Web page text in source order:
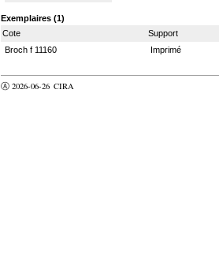
Exemplaires (1)
Cote
Support
Broch f 11160
Imprimé
Ⓐ 2026-06-26 CIRA